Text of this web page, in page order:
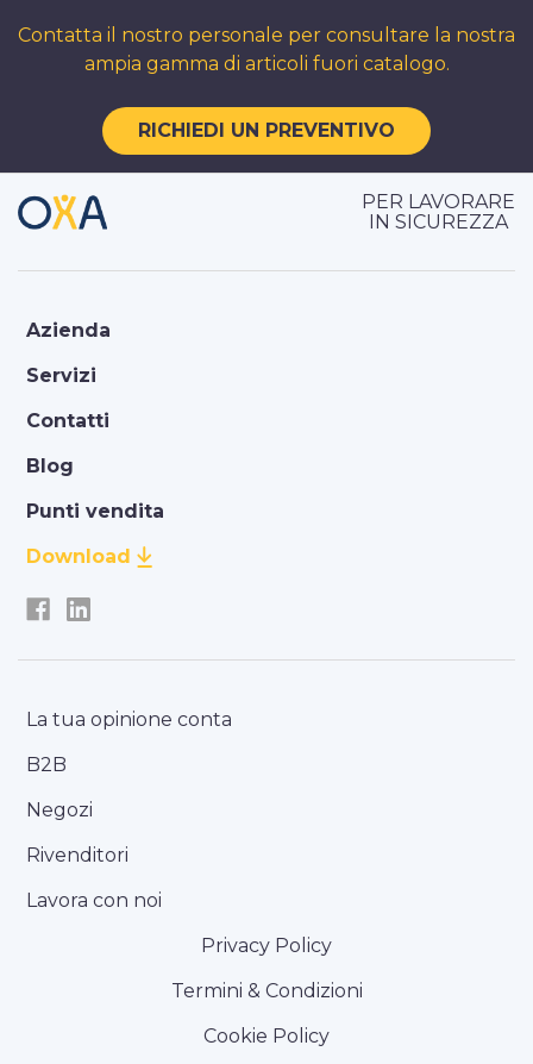
Contatta il nostro personale per consultare la nostra
ampia gamma di articoli fuori catalogo.
RICHIEDI UN PREVENTIVO
PER LAVORARE
IN SICUREZZA
Azienda
Servizi
Contatti
Blog
Punti vendita
Download
La tua opinione conta
B2B
Negozi
Rivenditori
Lavora con noi
Privacy Policy
Termini & Condizioni
Cookie Policy